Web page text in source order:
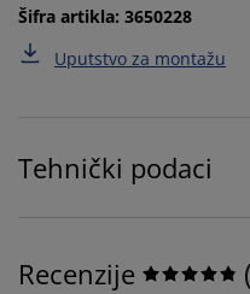
Šifra artikla: 3650228
Uputstvo za montažu
Tehnički podaci
Recenzije (